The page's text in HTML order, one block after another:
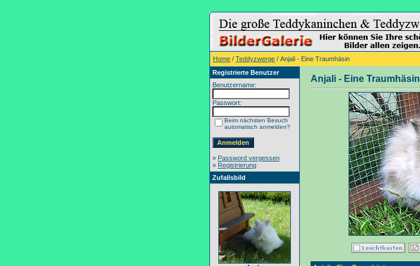
Home / Teddyzwerge / Anjali - Eine Traumhäsin
Registrierte Benutzer
Benutzername:
Passwort:
Beim nächsten Besuch
automatisch anmelden?
» Password vergessen
» Registrierung
Zufallsbild
Anjali - Eine Traumhäsin